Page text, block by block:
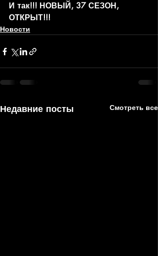
И так!!! НОВЫЙ, 37 СЕЗОН,
ОТКРЫТ!!!
Новости
Недавние посты Смотреть все